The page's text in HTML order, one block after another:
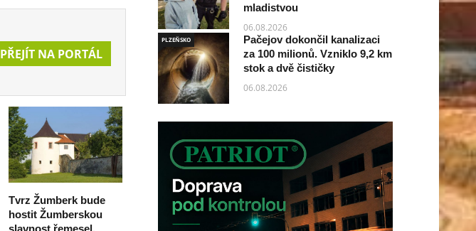
PŘEJÍT NA PORTÁL
Tvrz Žumberk bude
hostit Žumberskou
slavnost řemesel.
mladistvou
06.08.2026
PLZEŇSKO
Pačejov dokončil kanalizaci
za 100 milionů. Vzniklo 9,2 km
stok a dvě čističky
06.08.2026